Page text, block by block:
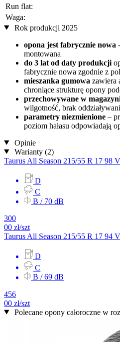
Run flat:
Waga:
Rok produkcji 2025
opona jest fabrycznie nowa
montowana
do 3 lat od daty produkcji
fabrycznie nowa zgodnie z
mieszanka gumowa zawiera
chroniące strukturę opony
przechowywane w
wilgotność, brak
parametry niezmienione –
poziom hałasu odpowiadają
Opinie
Warianty (2)
Taurus All Season 215/55 R 17 98 V
D
C
B / 70 dB
300
00 zł/szt
Taurus All Season 215/55 R 17 94 V
D
C
B / 69 dB
456
00 zł/szt
Polecane opony całoroczne w